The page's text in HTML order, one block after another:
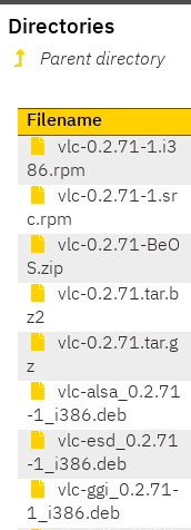
Directories
Parent directory
Filename
vlc-0.2.71-1.i3
86.rpm
vlc-0.2.71-1.sr
c.rpm
vlc-0.2.71-BeO
S.zip
vlc-0.2.71.tar.b
z2
vlc-0.2.71.tar.g
z
vlc-alsa_0.2.71
-1_i386.deb
vlc-esd_0.2.71
-1_i386.deb
vlc-ggi_0.2.71-
1_i386.deb